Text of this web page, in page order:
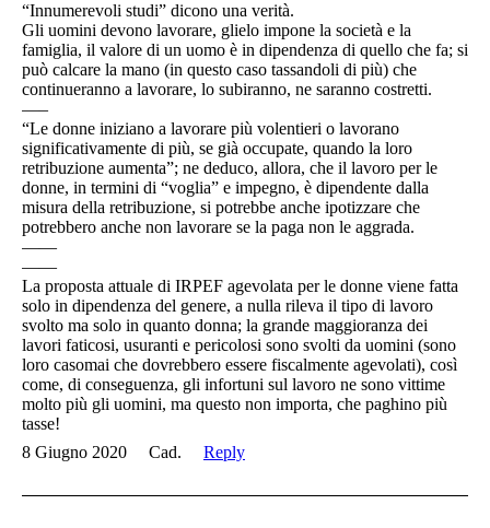
“Innumerevoli studi” dicono una verità.
Gli uomini devono lavorare, glielo impone la società e la
famiglia, il valore di un uomo è in dipendenza di quello che fa; si
può calcare la mano (in questo caso tassandoli di più) che
continueranno a lavorare, lo subiranno, ne saranno costretti.
—–
“Le donne iniziano a lavorare più volentieri o lavorano
significativamente di più, se già occupate, quando la loro
retribuzione aumenta”; ne deduco, allora, che il lavoro per le
donne, in termini di “voglia” e impegno, è dipendente dalla
misura della retribuzione, si potrebbe anche ipotizzare che
potrebbero anche non lavorare se la paga non le aggrada.
——
——
La proposta attuale di IRPEF agevolata per le donne viene fatta
solo in dipendenza del genere, a nulla rileva il tipo di lavoro
svolto ma solo in quanto donna; la grande maggioranza dei
lavori faticosi, usuranti e pericolosi sono svolti da uomini (sono
loro casomai che dovrebbero essere fiscalmente agevolati), così
come, di conseguenza, gli infortuni sul lavoro ne sono vittime
molto più gli uomini, ma questo non importa, che paghino più
tasse!
8 Giugno 2020
Cad. Reply